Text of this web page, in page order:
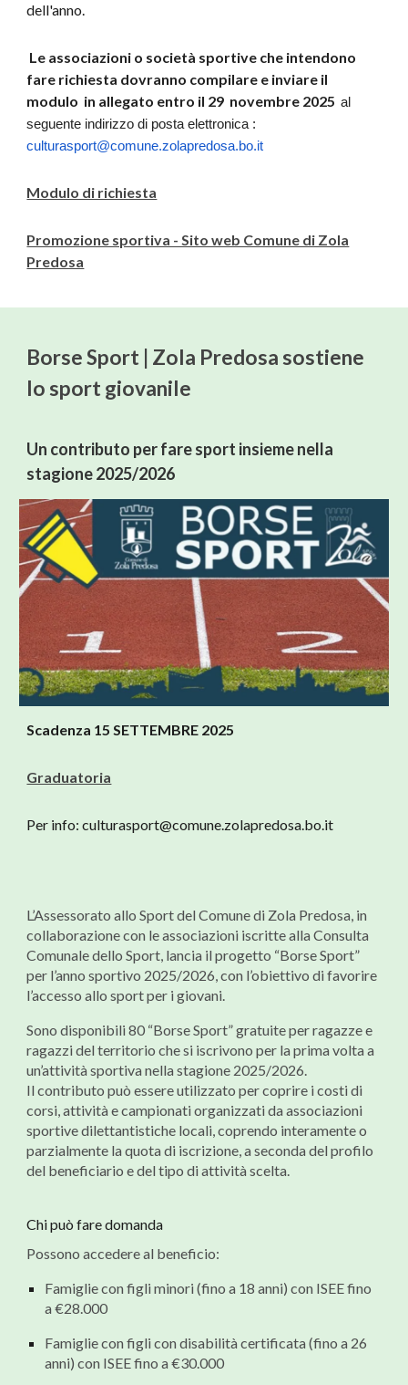
dell'anno.
Le associazioni o società sportive che intendono
fare richiesta dovranno compilare e inviare il
modulo in allegato entro il 29 novembre 2025 al
seguente indirizzo di posta elettronica :
culturasport@comune.zolapredosa.bo.it
Modulo di richiesta
Promozione sportiva - Sito web Comune di Zola
Predosa
Borse Sport | Zola Predosa sostiene
lo sport giovanile
Un contributo per fare sport insieme nella
stagione 2025/2026
Scadenza 15 SETTEMBRE 2025
Graduatoria
Per info: culturasport@comune.zolapredosa.bo.it
L’Assessorato allo Sport del Comune di Zola Predosa, in
collaborazione con le associazioni iscritte alla Consulta
Comunale dello Sport, lancia il progetto “Borse Sport”
per l’anno sportivo 2025/2026, con l’obiettivo di favorire
l’accesso allo sport per i giovani.
Sono disponibili 80 “Borse Sport” gratuite per ragazze e
ragazzi del territorio che si iscrivono per la prima volta a
un’attività sportiva nella stagione 2025/2026.
Il contributo può essere utilizzato per coprire i costi di
corsi, attività e campionati organizzati da associazioni
sportive dilettantistiche locali, coprendo interamente o
parzialmente la quota di iscrizione, a seconda del profilo
del beneficiario e del tipo di attività scelta.
Chi può fare domanda
Possono accedere al beneficio:
Famiglie con figli minori (fino a 18 anni) con ISEE fino
a €28.000
Famiglie con figli con disabilità certificata (fino a 26
anni) con ISEE fino a €30.000